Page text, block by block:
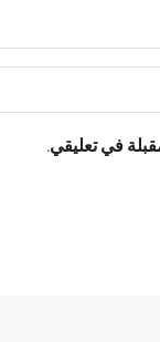
في تعليقي.